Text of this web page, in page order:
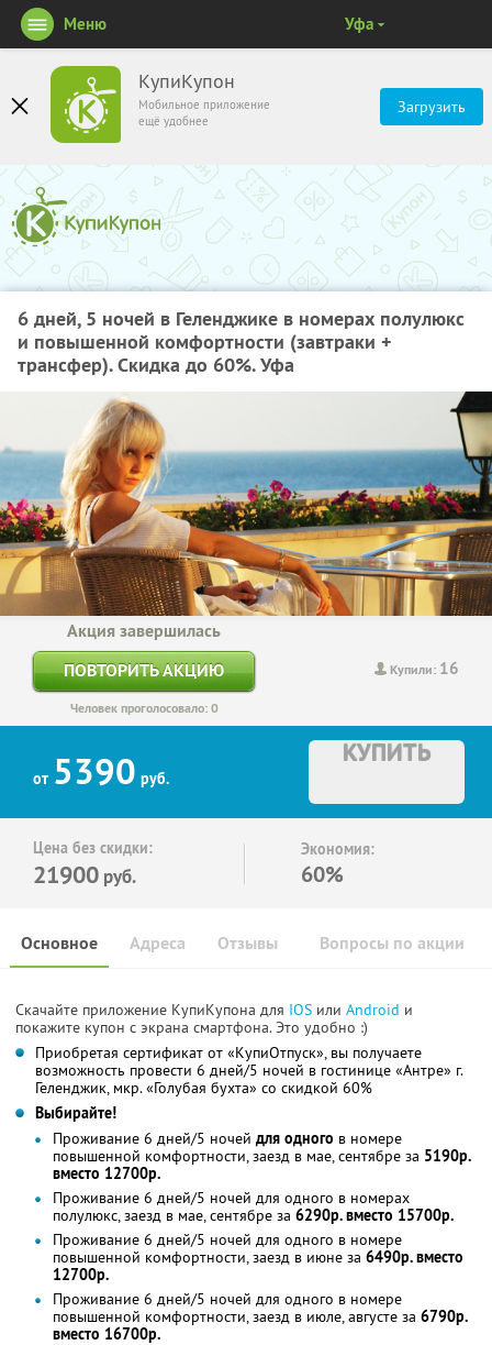
КупиКупон
Мобильное приложение
ещё удобнее
Загрузить
Меню Уфа
6 дней, 5 ночей в Геленджике в номерах полулюкс
и повышенной комфортности (завтраки +
трансфер). Скидка до 60%. Уфа
Купили: 16
Акция завершилась
ПОВТОРИТЬ АКЦИЮ
Человек проголосовало: 0
от 5390 руб.
КУПИТЬ
Цена без скидки:
21900 руб.
Экономия:
60%
Основное Отзывы Вопросы по акции
Адреса
Скачайте приложение КупиКупона для IOS или Android и
покажите купон с экрана смартфона. Это удобно :)
Приобретая сертификат от «КупиОтпуск», вы получаете
возможность провести 6 дней/5 ночей в гостинице «Антре» г.
Геленджик, мкр. «Голубая бухта» со скидкой 60%
Выбирайте!
Проживание 6 дней/5 ночей для одного в номере
повышенной комфортности, заезд в мае, сентябре за 5190р.
вместо 12700р.
Проживание 6 дней/5 ночей для одного в номерах
полулюкс, заезд в мае, сентябре за 6290р. вместо 15700р.
Проживание 6 дней/5 ночей для одного в номере
повышенной комфортности, заезд в июне за 6490р. вместо
12700р.
Проживание 6 дней/5 ночей для одного в номере
повышенной комфортности, заезд в июле, августе за 6790р.
вместо 16700р.